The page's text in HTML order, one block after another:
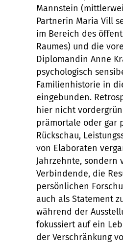
Mannstein
Partnerin Maria Vill
im Bereich des
Raumes) und die
Diplomandin Anne
psychologisch
Familienhistorie in
eingebunden.
hier nicht
prämortale oder gar
Rückschau,
von Elaboraten
Jahrzehnte, sondern
Verbindende, die
persönlichen
auch als Statement
während der
fokussiert auf ein
der Verschränkung